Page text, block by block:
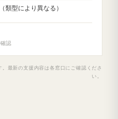
類型により異なる）
認
最新の支援内容は各窓口にご確認くださ
い。